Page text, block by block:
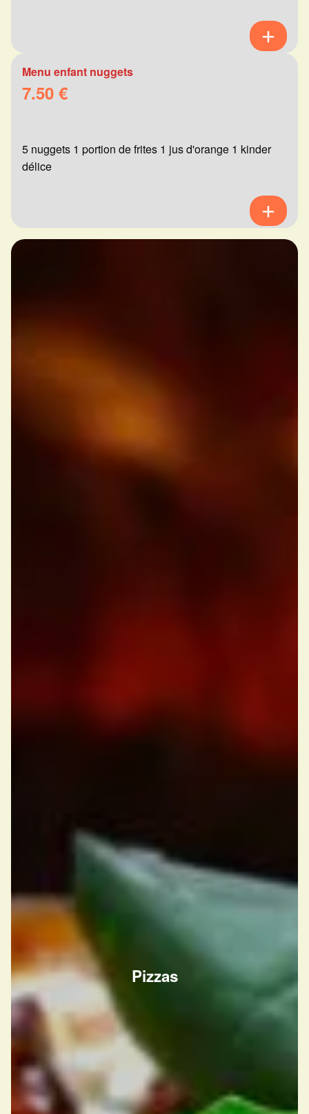
Menu enfant nuggets
7.50 €
5 nuggets 1 portion de frites 1 jus d'orange 1 kinder
délice
Pizzas